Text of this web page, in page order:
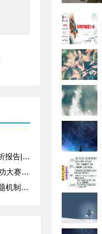
High School Hints (Interview) 语篇深度研读分析报告|外研版必修一 Unit 1 Developing Ideas
英语资源｜​第18届全国初中英语教师教学基本功大赛视频+课件免费下载
试题研究｜高考英语近年来命题连续性和反押题机制都很强